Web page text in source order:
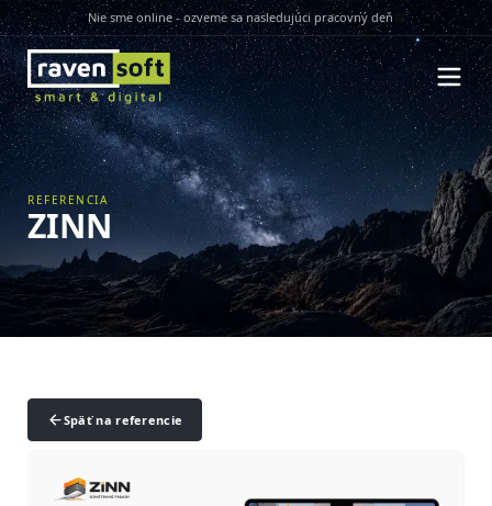
Nie sme online - ozveme sa nasledujúci pracovný deň
REFERENCIA
ZINN
Späť na referencie